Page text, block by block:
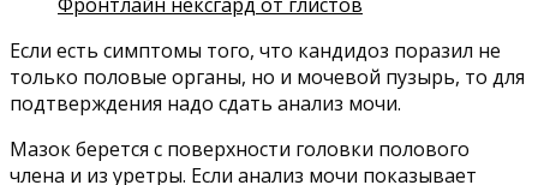
Если есть симптомы того, что кандидоз поразил не
только половые органы, но и мочевой пузырь, то для
подтверждения надо сдать анализ мочи.
Мазок берется с поверхности головки полового
члена и из уретры. Если анализ мочи показывает